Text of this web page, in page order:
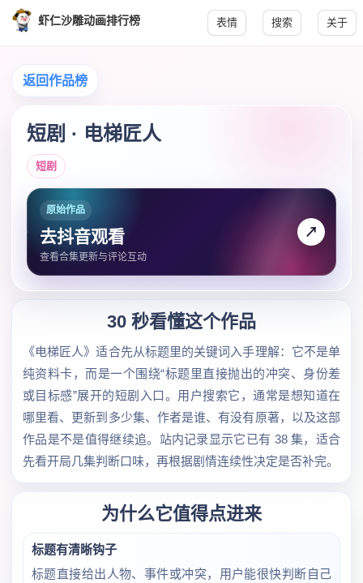
虾仁沙雕动画排行榜 表情 搜索 关于
返回作品榜
短剧 · 电梯匠人
短剧
原始作品
去抖音观看
查看合集更新与评论互动
↗
30 秒看懂这个作品
《电梯匠人》适合先从标题里的关键词入手理解：它不是单
纯资料卡，而是一个围绕“标题里直接抛出的冲突、身份差
或目标感”展开的短剧入口。用户搜索它，通常是想知道在
哪里看、更新到多少集、作者是谁、有没有原著，以及这部
作品是不是值得继续追。站内记录显示它已有 38 集，适合
先看开局几集判断口味，再根据剧情连续性决定是否补完。
为什么它值得点进来
标题有清晰钩子
标题直接给出人物、事件或冲突，用户能很快判断自己